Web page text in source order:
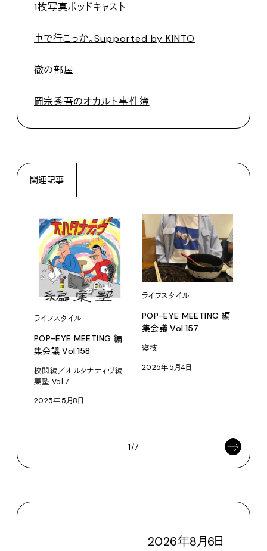
1枚写真ポッドキャスト
車で行こっか。Supported by KINTO
徹の部屋
岡宗秀吾のオカルト事件簿
関連記事
ライフスタイル
POP-EYE MEETING 編
集会議 Vol.158
校閲編／オルタナティヴ編
集塾 Vol.7
2025年5月8日
ライフスタイル
POP-EYE MEETING 編
集会議 Vol.157
寝技
2025年5月4日
1/7
2026年8月6日